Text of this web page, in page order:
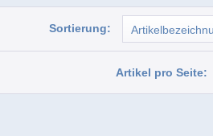
Sortierung:
Artikel pro Seite: